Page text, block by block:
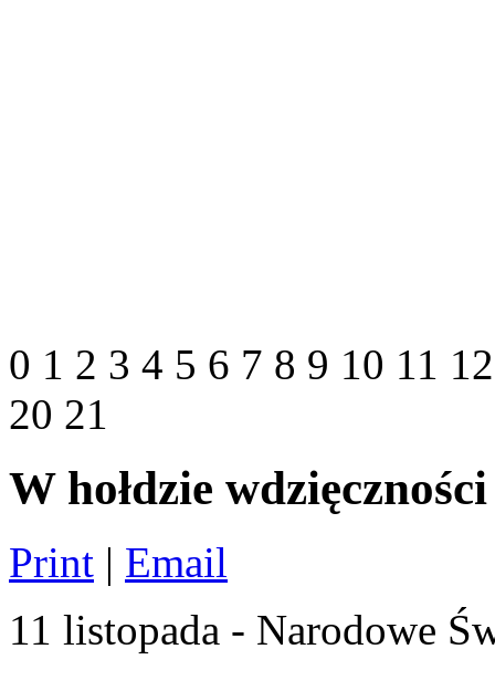
0 1 2 3 4 5 6 7 8 9 10 11
20 21
W hołdzie
Print | Email
11 listopada - Narodowe